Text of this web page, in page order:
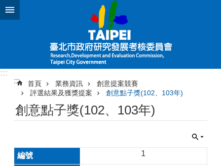
跳到主要內容區塊
:::
:::
首頁 業務資訊
創意提案競賽
評選結果及獲獎提案
創意點子獎(102、103年)
創意點子獎(102、103年)
1